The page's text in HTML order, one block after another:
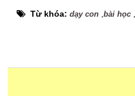
Từ khóa:dạy con ,bài học